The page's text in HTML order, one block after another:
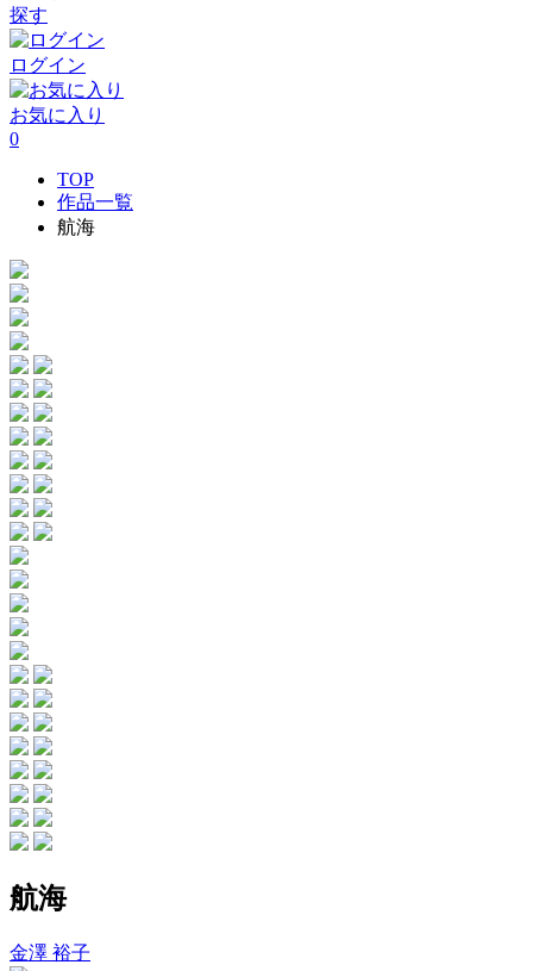
探す
ログイン
お気に入り
0
TOP
作品一覧
航海
航海
金澤 裕子